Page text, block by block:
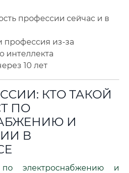
профессии сейчас и в
профессия из-за
интеллекта
10 лет
КТО ТАКОЙ
ПО
И
В
по электроснабжению и